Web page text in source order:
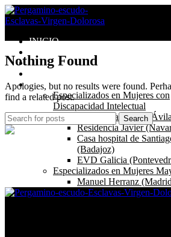
INICIO
Valores
Centros
Especializados en Mujeres con
Discapacidad Intelectual
Villa Santa Teresa
Residencia Javier
Casa hospital de
(Badajoz)
EVD Galicia
Especializados en Mujeres
Manuel Herranz
Especializados en mujeres
Nothing Found
Apologies, but no results were found.
find a related post.
Search